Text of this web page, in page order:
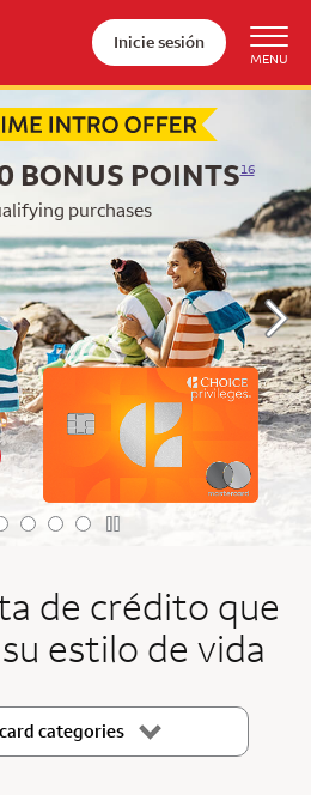
Inicie sesión
BONUS POINTS16
purchases
de crédito que
estilo de vida
categories